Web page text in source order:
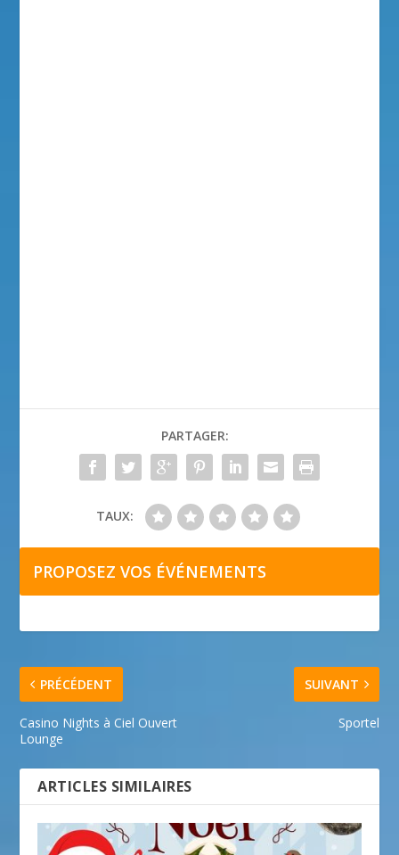
PARTAGER:
TAUX:
PROPOSEZ VOS ÉVÉNEMENTS
PRÉCÉDENT
Casino Nights à Ciel Ouvert
Lounge
SUIVANT
Sportel
ARTICLES SIMILAIRES